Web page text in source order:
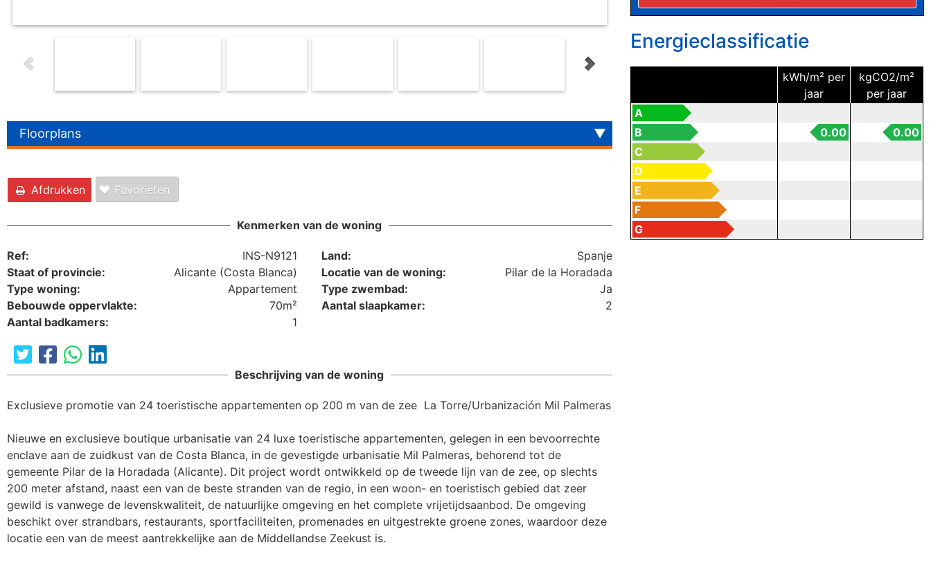
Floorplans
Afdrukken Favorieten
Kenmerken van de woning
Ref: INS-N9121 Land:
Spanje
Staat of provincie:
Alicante (Costa Blanca) Locatie van de woning:
Pilar de la Horadada
Type woning:
Appartement Type zwembad:
Ja
Bebouwde oppervlakte:
70m² Aantal slaapkamer:
2
Aantal badkamers:
1
Beschrijving van de woning
Exclusieve promotie van 24 toeristische appartementen op 200 m van de zee  La Torre/Urbanización Mil Palmeras
Nieuwe en exclusieve boutique urbanisatie van 24 luxe toeristische appartementen, gelegen in een bevoorrechte
enclave aan de zuidkust van de Costa Blanca, in de gevestigde urbanisatie Mil Palmeras, behorend tot de
gemeente Pilar de la Horadada (Alicante). Dit project wordt ontwikkeld op de tweede lijn van de zee, op slechts
200 meter afstand, naast een van de beste stranden van de regio, in een woon- en toeristisch gebied dat zeer
gewild is vanwege de levenskwaliteit, de natuurlijke omgeving en het complete vrijetijdsaanbod. De omgeving
beschikt over strandbars, restaurants, sportfaciliteiten, promenades en uitgestrekte groene zones, waardoor deze
locatie een van de meest aantrekkelijke aan de Middellandse Zeekust is.
Energieclassificatie
kWh/m² per
jaar
kgCO2/m²
per jaar
A
B
0.00
0.00
C
D
E
F
G